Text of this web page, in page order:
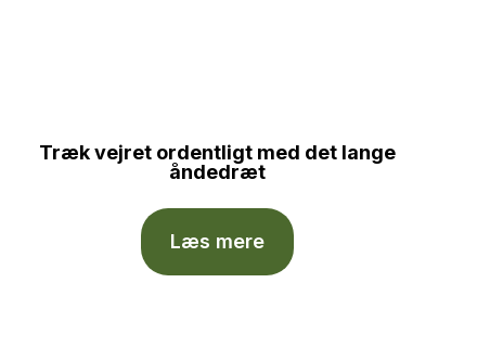
Træk vejret ordentligt med det lange
åndedræt
Læs mere